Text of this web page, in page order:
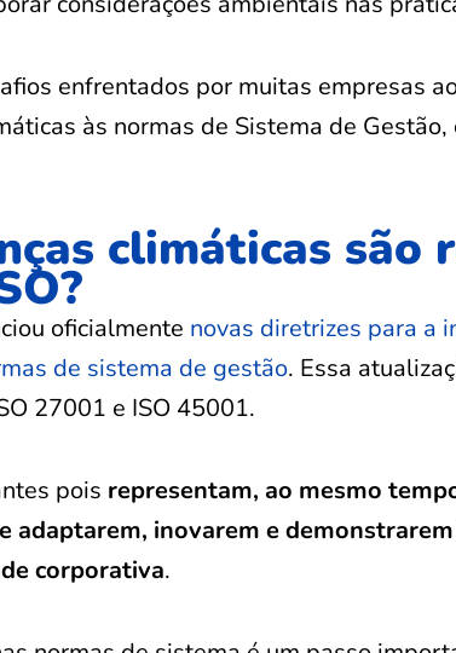
enfrentados por muitas empresas
às normas de Sistema de
climáticas são
oficialmente novas diretrizes para a
de sistema de gestão. Essa
27001 e ISO 45001.
pois representam, ao mesmo
adaptarem, inovarem e
corporativa.